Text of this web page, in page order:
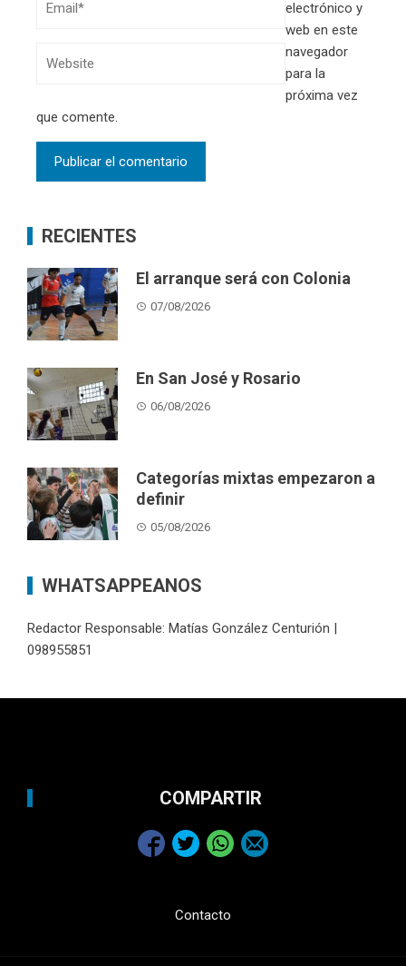
electrónico y
web en este
navegador
para la
próxima vez
que comente.
RECIENTES
El arranque será con Colonia
07/08/2026
En San José y Rosario
06/08/2026
Categorías mixtas empezaron a
definir
05/08/2026
WHATSAPPEANOS
Redactor Responsable: Matías González Centurión |
098955851
COMPARTIR
Contacto